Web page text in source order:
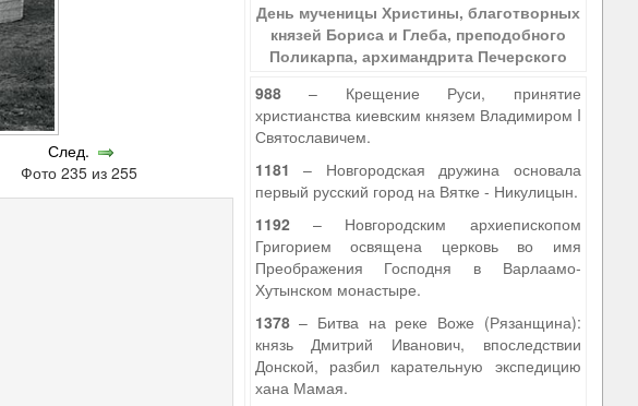
След.
Фото 235 из 255
День мученицы Христины, благотворных
князей Бориса и Глеба, преподобного
Поликарпа, архимандрита Печерского
988– Крещение Руси, принятие
христианства киевским князем Владимиром I
Святославичем.
1181 – Новгородская дружина основала
первый русский город на Вятке - Никулицын.
1192– Новгородским архиепископом
Григорием освящена церковь во имя
Преображения Господня в Варлаамо-
Хутынском монастыре.
1378– Битва на реке Воже (Рязанщина):
князь Дмитрий Иванович, впоследствии
Донской, разбил карательную экспедицию
хана Мамая.